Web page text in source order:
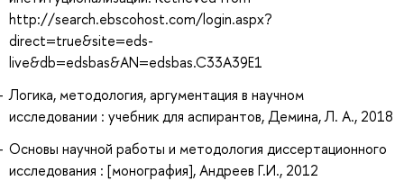
http://search.ebscohost.com/login.aspx?
direct=true&site=eds-
live&db=edsbas&AN=edsbas.C33A39E1
Логика, методология, аргументация в научном
исследовании : учебник для аспирантов, Демина, Л. А., 2018
Основы научной работы и методология диссертационного
исследования : [монография], Андреев Г.И., 2012